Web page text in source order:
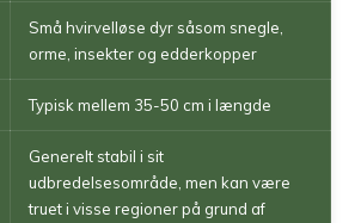
Små hvirvelløse dyr såsom snegle,
orme, insekter og edderkopper
Typisk mellem 35-50 cm i længde
Generelt stabil i sit
udbredelsesområde, men kan være
truet i visse regioner på grund af